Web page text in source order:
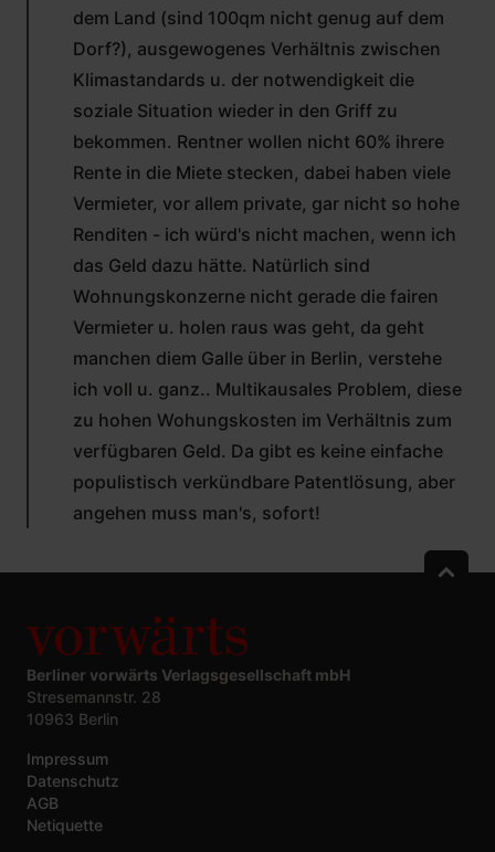
dem Land (sind 100qm nicht genug auf dem
Dorf?), ausgewogenes Verhältnis zwischen
Klimastandards u. der notwendigkeit die
soziale Situation wieder in den Griff zu
bekommen. Rentner wollen nicht 60% ihrere
Rente in die Miete stecken, dabei haben viele
Vermieter, vor allem private, gar nicht so hohe
Renditen - ich würd's nicht machen, wenn ich
das Geld dazu hätte. Natürlich sind
Wohnungskonzerne nicht gerade die fairen
Vermieter u. holen raus was geht, da geht
manchen diem Galle über in Berlin, verstehe
ich voll u. ganz.. Multikausales Problem, diese
zu hohen Wohungskosten im Verhältnis zum
verfügbaren Geld. Da gibt es keine einfache
populistisch verkündbare Patentlösung, aber
angehen muss man's, sofort!
Berliner vorwärts Verlagsgesellschaft mbH
Stresemannstr. 28
10963 Berlin
Impressum
Datenschutz
AGB
Netiquette